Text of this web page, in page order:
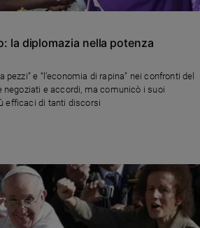
la diplomazia nella potenza
pezzi” e “l’economia di rapina” nei confronti del
negoziati e accordi, ma comunicò i suoi
efficaci di tanti discorsi